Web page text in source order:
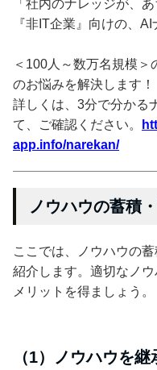
「社内のナレッジが、
『非IT企業』向けの、
＜100人～数万名規模
のお悩みを解決します！
詳しくは、3分で分かる
て、ご確認ください。
app.info/narekan/
ノウハウの蓄積
ここでは、ノウハウの
紹介します。適切なノ
メリットを得ましょう。
（1）ノウハウを